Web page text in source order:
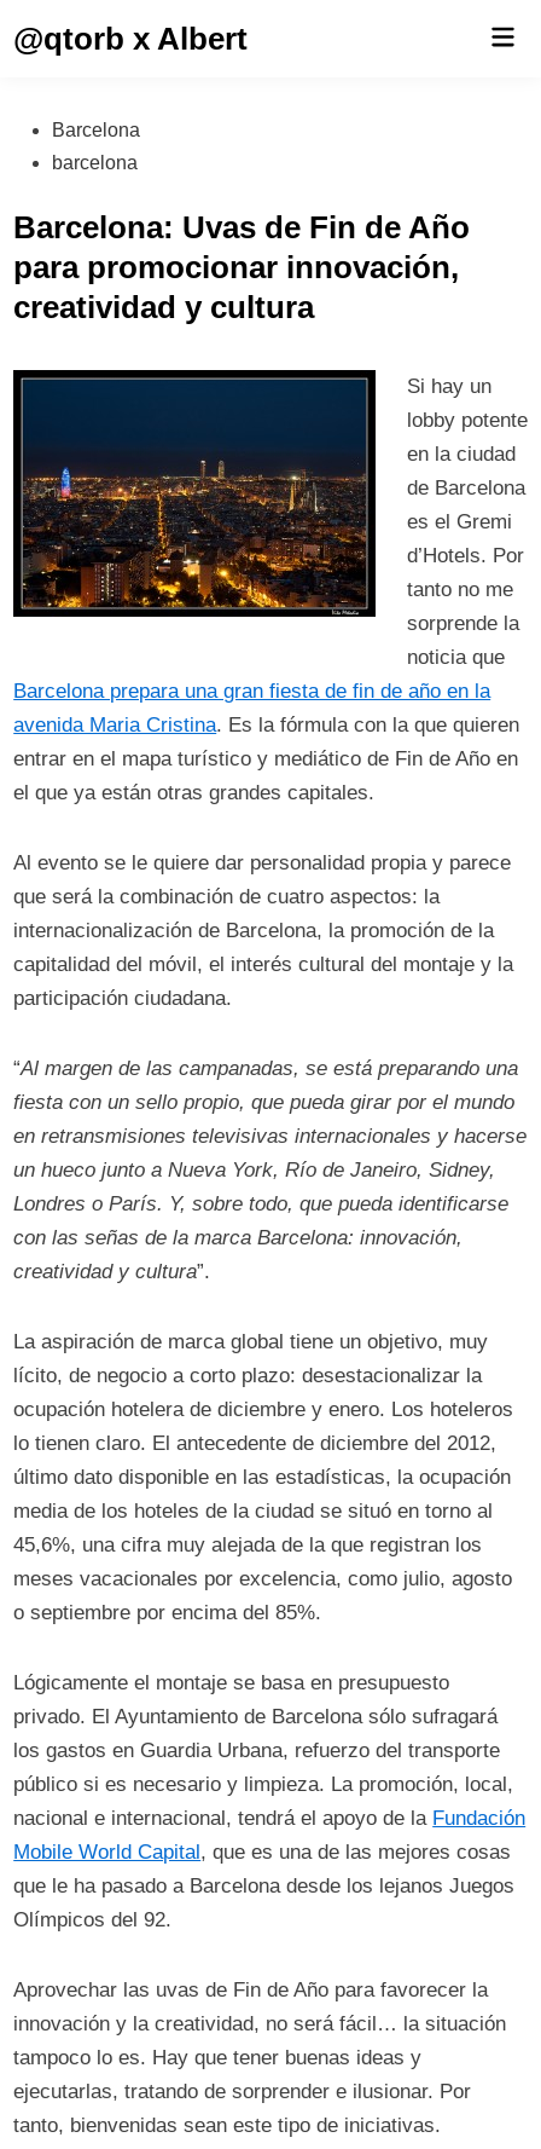
@qtorb x Albert
Publicado
en
Barcelona
barcelona
Barcelona: Uvas de Fin de Año
para promocionar innovación,
creatividad y cultura
Si hay un
lobby potente
en la ciudad
de Barcelona
es el Gremi
d’Hotels. Por
tanto no me
sorprende la
noticia que
Barcelona prepara una gran fiesta de fin de año en la
avenida Maria Cristina. Es la fórmula con la que quieren
entrar en el mapa turístico y mediático de Fin de Año en
el que ya están otras grandes capitales.
Al evento se le quiere dar personalidad propia y parece
que será la combinación de cuatro aspectos: la
internacionalización de Barcelona, la promoción de la
capitalidad del móvil, el interés cultural del montaje y la
participación ciudadana.
“Al margen de las campanadas, se está preparando una
fiesta con un sello propio, que pueda girar por el mundo
en retransmisiones televisivas internacionales y hacerse
un hueco junto a Nueva York, Río de Janeiro, Sidney,
Londres o París. Y, sobre todo, que pueda identificarse
con las señas de la marca Barcelona: innovación,
creatividad y cultura”.
La aspiración de marca global tiene un objetivo, muy
lícito, de negocio a corto plazo: desestacionalizar la
ocupación hotelera de diciembre y enero. Los hoteleros
lo tienen claro. El antecedente de diciembre del 2012,
último dato disponible en las estadísticas, la ocupación
media de los hoteles de la ciudad se situó en torno al
45,6%, una cifra muy alejada de la que registran los
meses vacacionales por excelencia, como julio, agosto
o septiembre por encima del 85%.
Lógicamente el montaje se basa en presupuesto
privado. El Ayuntamiento de Barcelona sólo sufragará
los gastos en Guardia Urbana, refuerzo del transporte
público si es necesario y limpieza. La promoción, local,
nacional e internacional, tendrá el apoyo de la Fundación
Mobile World Capital, que es una de las mejores cosas
que le ha pasado a Barcelona desde los lejanos Juegos
Olímpicos del 92.
Aprovechar las uvas de Fin de Año para favorecer la
innovación y la creatividad, no será fácil… la situación
tampoco lo es. Hay que tener buenas ideas y
ejecutarlas, tratando de sorprender e ilusionar. Por
tanto, bienvenidas sean este tipo de iniciativas.